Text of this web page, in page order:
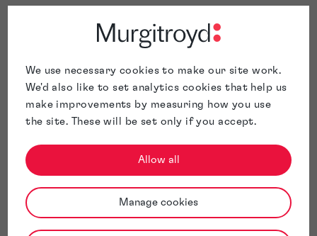
We use necessary cookies to make our site work.
We'd also like to set analytics cookies that help us
make improvements by measuring how you use
the site. These will be set only if you accept.
Allow all
Manage cookies